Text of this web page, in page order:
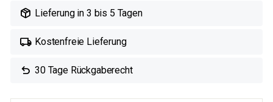
 Lieferung in 3 bis 5 Tagen
 Kostenfreie Lieferung
 30 Tage Rückgaberecht